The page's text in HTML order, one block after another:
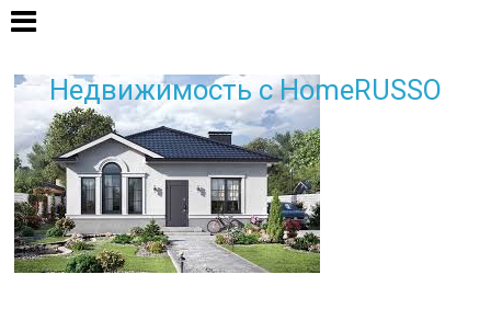
Недвижимость с HomeRUSSO